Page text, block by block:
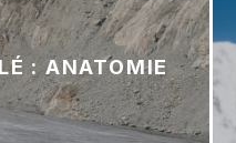
: ANATOMIE